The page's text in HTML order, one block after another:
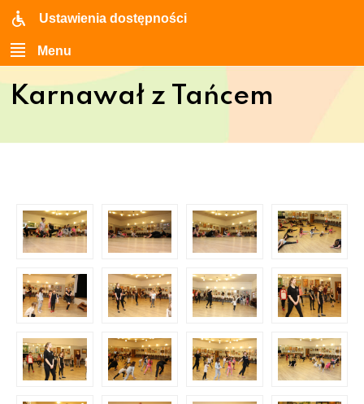
Ustawienia dostępności
Menu
Karnawał z Tańcem